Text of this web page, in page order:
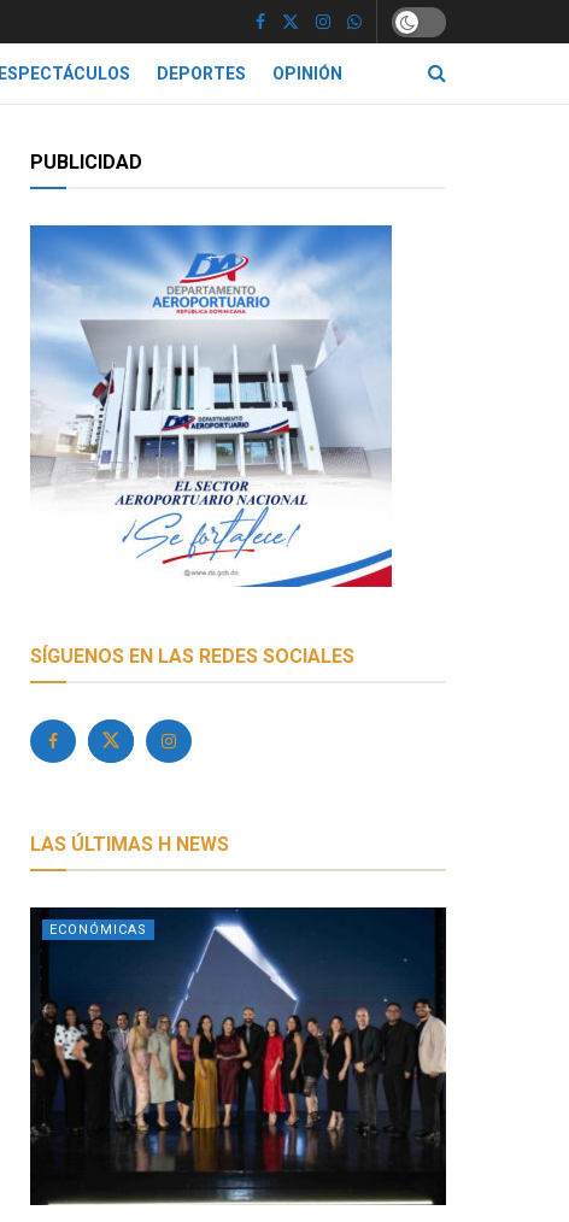
ESPECTÁCULOS DEPORTES OPINIÓN
PUBLICIDAD
SÍGUENOS EN LAS REDES SOCIALES
LAS ÚLTIMAS H NEWS
ECONÓMICAS